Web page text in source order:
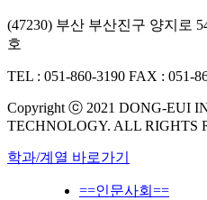
(47230) 부산 부산진구 양지로
호
TEL : 051-860-3190 FAX : 051-
Copyright ⓒ 2021 DONG-EUI
TECHNOLOGY. ALL RIGHTS
학과/계열 바로가기
==인문사회==